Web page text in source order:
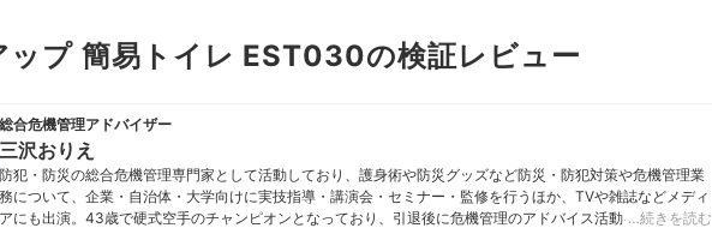
ップ 簡易トイレ EST030の検証レビュー
総合危機管理アドバイザー
三沢おりえ
防犯・防災の総合危機管理専門家として活動しており、護身術や防災グッズなど防災・防犯対策や危機管理業
務について、企業・自治体・大学向けに実技指導・講演会・セミナー・監修を行うほか、TVや雑誌などメディ
アにも出演。43歳で硬式空手のチャンピオンとなっており、引退後に危機管理のアドバイス活動を開始。防
…続きを読む